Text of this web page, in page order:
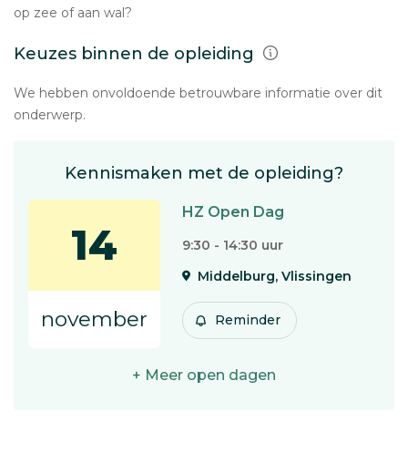
op zee of aan wal?
Keuzes binnen de opleiding
We hebben onvoldoende betrouwbare informatie over dit
onderwerp.
Kennismaken met de opleiding?
14
november
HZ Open Dag
9:30 - 14:30 uur
Middelburg, Vlissingen
Reminder
+ Meer open dagen